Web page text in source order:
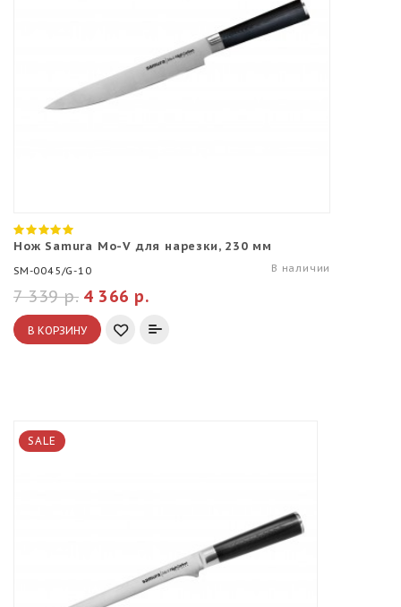
Нож Samura Mo-V для нарезки, 230 мм
SM-0045/G-10 В наличии
4 366 р.
7 339 р.
В КОРЗИНУ
SALE